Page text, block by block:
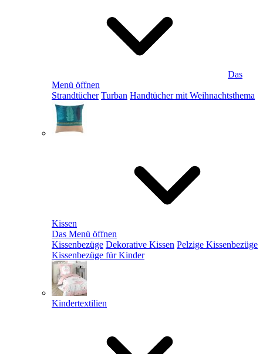
Das
Menü öffnen
Strandtücher Turban Handtücher mit Weihnachtsthema
Kissen
Das Menü öffnen
Kissenbezüge Dekorative Kissen Pelzige Kissenbezüge
Kissenbezüge für Kinder
Kindertextilien